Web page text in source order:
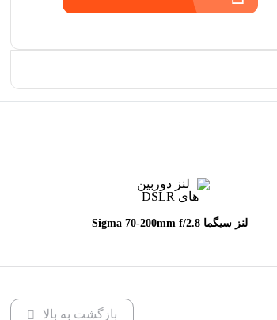
لنز سیگما Sigma 70-200mm f/2.8
بازگشت به بالا